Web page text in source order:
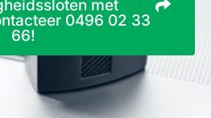
met
0496 02 33
66!